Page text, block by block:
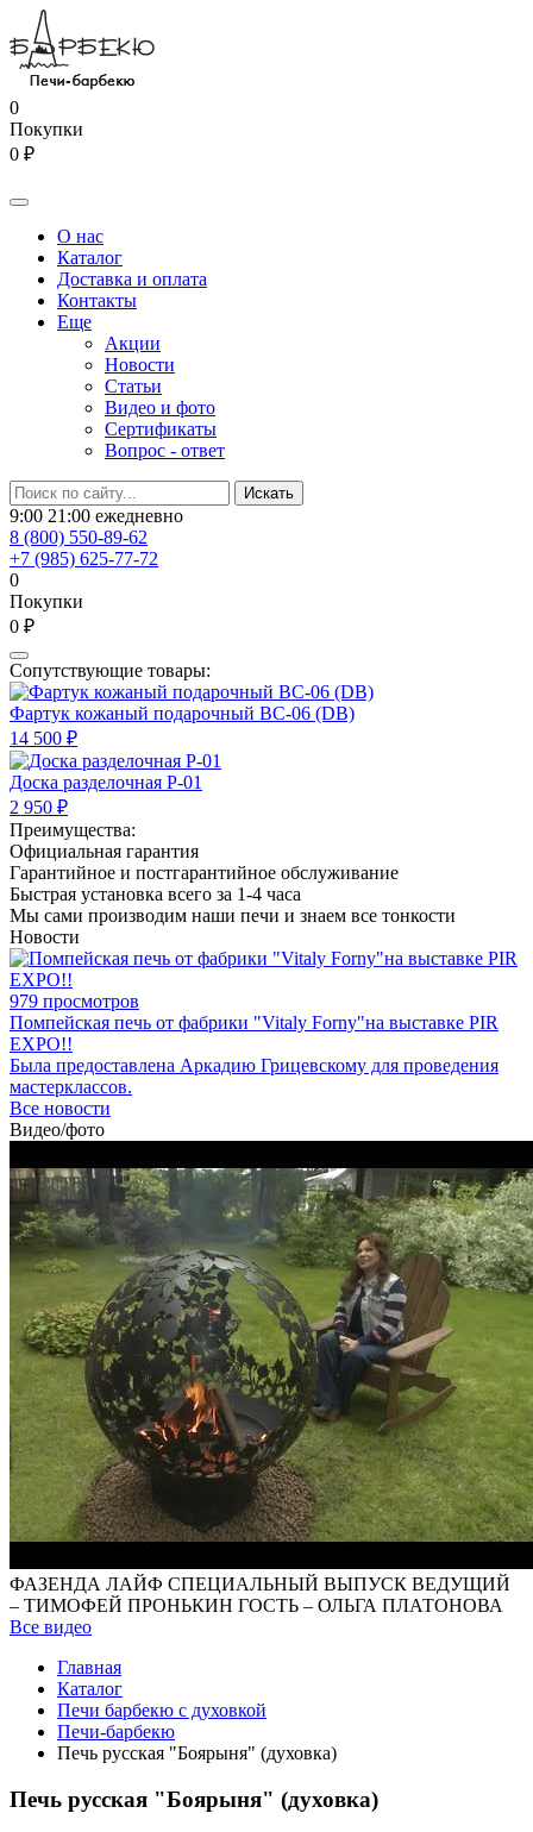
0
Покупки
0 ₽
О нас
Каталог
Доставка и оплата
Контакты
Еще
Акции
Новости
Статьи
Видео и фото
Сертификаты
Вопрос - ответ
9:00 21:00 ежедневно
8 (800) 550-89-62
+7 (985) 625-77-72
0
Покупки
0 ₽
Сопутствующие товары:
Фартук кожаный подарочный BC-06 (DB)
14 500 ₽
Доска разделочная Р-01
2 950 ₽
Преимущества:
Официальная гарантия
Гарантийное и постгарантийное обслуживание
Быстрая установка всего за 1-4 часа
Мы сами производим наши печи и знаем все тонкости
Новости
979 просмотров
Помпейская печь от фабрики "Vitaly Forny"на выставке PIR
EXPO!!
Была предоставлена Аркадию Грицевскому для проведения
мастерклассов.
Все новости
Видео/фото
ФАЗЕНДА ЛАЙФ СПЕЦИАЛЬНЫЙ ВЫПУСК ВЕДУЩИЙ
– ТИМОФЕЙ ПРОНЬКИН ГОСТЬ – ОЛЬГА ПЛАТОНОВА
Все видео
Главная
Каталог
Печи барбекю с духовкой
Печи-барбекю
Печь русская "Боярыня" (духовка)
Печь русская "Боярыня" (духовка)